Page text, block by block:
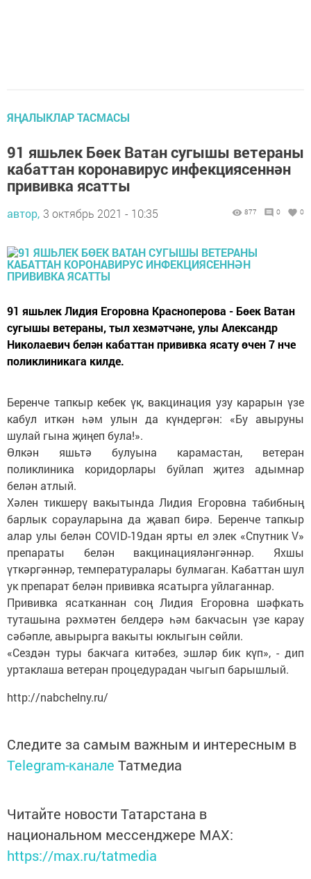
ЯҢАЛЫКЛАР ТАСМАСЫ
91 яшьлек Бөек Ватан сугышы ветераны
кабаттан коронавирус инфекциясеннән
прививка ясатты
автор, 3 октябрь 2021 - 10:35 877 0 0
91 яшьлек Лидия Егоровна Красноперова - Бөек Ватан
сугышы ветераны, тыл хезмәтчәне, улы Александр
Николаевич белән кабаттан прививка ясату өчен 7 нче
поликлиникага килде.
Беренче тапкыр кебек үк, вакцинация узу карарын үзе
кабул иткән һәм улын да күндергән: «Бу авыруны
шулай гына җиңеп була!».
Өлкән яшьтә булуына карамастан, ветеран
поликлиника коридорлары буйлап җитез адымнар
белән атлый.
Хәлен тикшерү вакытында Лидия Егоровна табибның
барлык сорауларына да җавап бирә. Беренче тапкыр
алар улы белән COVID-19дан ярты ел элек «Спутник V»
препараты белән вакцинацияләнгәннәр. Яхшы
үткәргәннәр, температуралары булмаган. Кабаттан шул
ук препарат белән прививка ясатырга уйлаганнар.
Прививка ясатканнан соң Лидия Егоровна шәфкать
туташына рәхмәтен белдерә һәм бакчасын үзе карау
сәбәпле, авырырга вакыты юклыгын сөйли.
«Сездән туры бакчага китәбез, эшләр бик күп», - дип
уртаклаша ветеран процедурадан чыгып барышлый.
http://nabchelny.ru/
Следите за самым важным и интересным в
Telegram-канале Татмедиа
Читайте новости Татарстана в
национальном мессенджере MАХ:
https://max.ru/tatmedia